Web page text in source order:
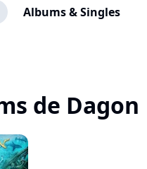
Albums & Singles
de Dagon